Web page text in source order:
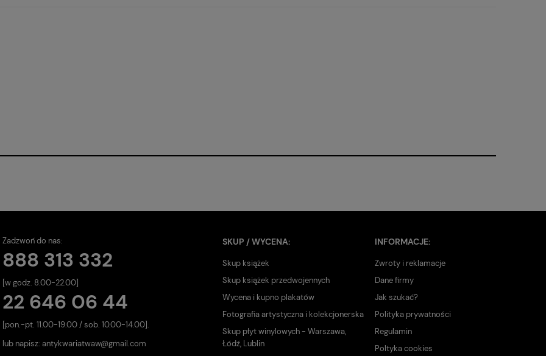
Zadzwoń do nas:
888 313 332
[w godz. 8.00-22.00]
22 646 06 44
[pon.-pt. 11.00-19.00 / sob. 10.00-14.00].
lub napisz: antykwariatwaw@gmail.com
SKUP / WYCENA:
Skup książek
Skup książek przedwojennych
Wycena i kupno plakatów
Fotografia artystyczna i kolekcjonerska
Skup płyt winylowych - Warszawa,
Łódź, Lublin
INFORMACJE:
Zwroty i reklamacje
Dane firmy
Jak szukać?
Polityka prywatności
Regulamin
Poltyka cookies